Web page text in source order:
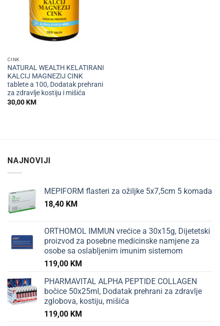
CINK
NATURAL WEALTH KELATIRANI
KALCIJ MAGNEZIJ CINK
tablete a 100, Dodatak prehrani
za zdravlje kostiju i mišića
30,00KM
NAJNOVIJI
MEPIFORM flasteri za ožiljke 5x7,5cm 5 komada
18,40 KM
ORTHOMOL IMMUN vrećice a 30x15g, Dijetetski
proizvod za posebne medicinske namjene za
osobe sa oslabljenim imunim sistemom
119,00 KM
PHARMAVITAL ALPHA PEPTIDE COLLAGEN
bočice 50x25ml, Dodatak prehrani za zdravlje
zglobova, kostiju, mišića
119,00 KM